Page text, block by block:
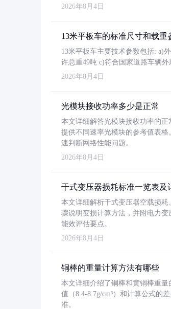
2026年8月4日
13米平板车的标准尺寸和载重
13米平板车主要技术参数包括: a)
许总重49吨 c)符合国家道路车辆
2026年8月4日
光模块接收功率多少是正常
本文详细解答光模块接收功率的
提供不同速率光模块的参考值表
速判断网络性能问题。
2026年8月4日
干式变压器损耗标准一览表及
本文详细解析干式变压器空载损耗
骤说明变损计算方法，并附电力变
能效评估要点。
2026年8月4日
铜棒的重量计算方法有哪些
本文详细介绍了铜棒和黄铜棒重
值（8.4-8.7g/cm³）和计算公式的
准。